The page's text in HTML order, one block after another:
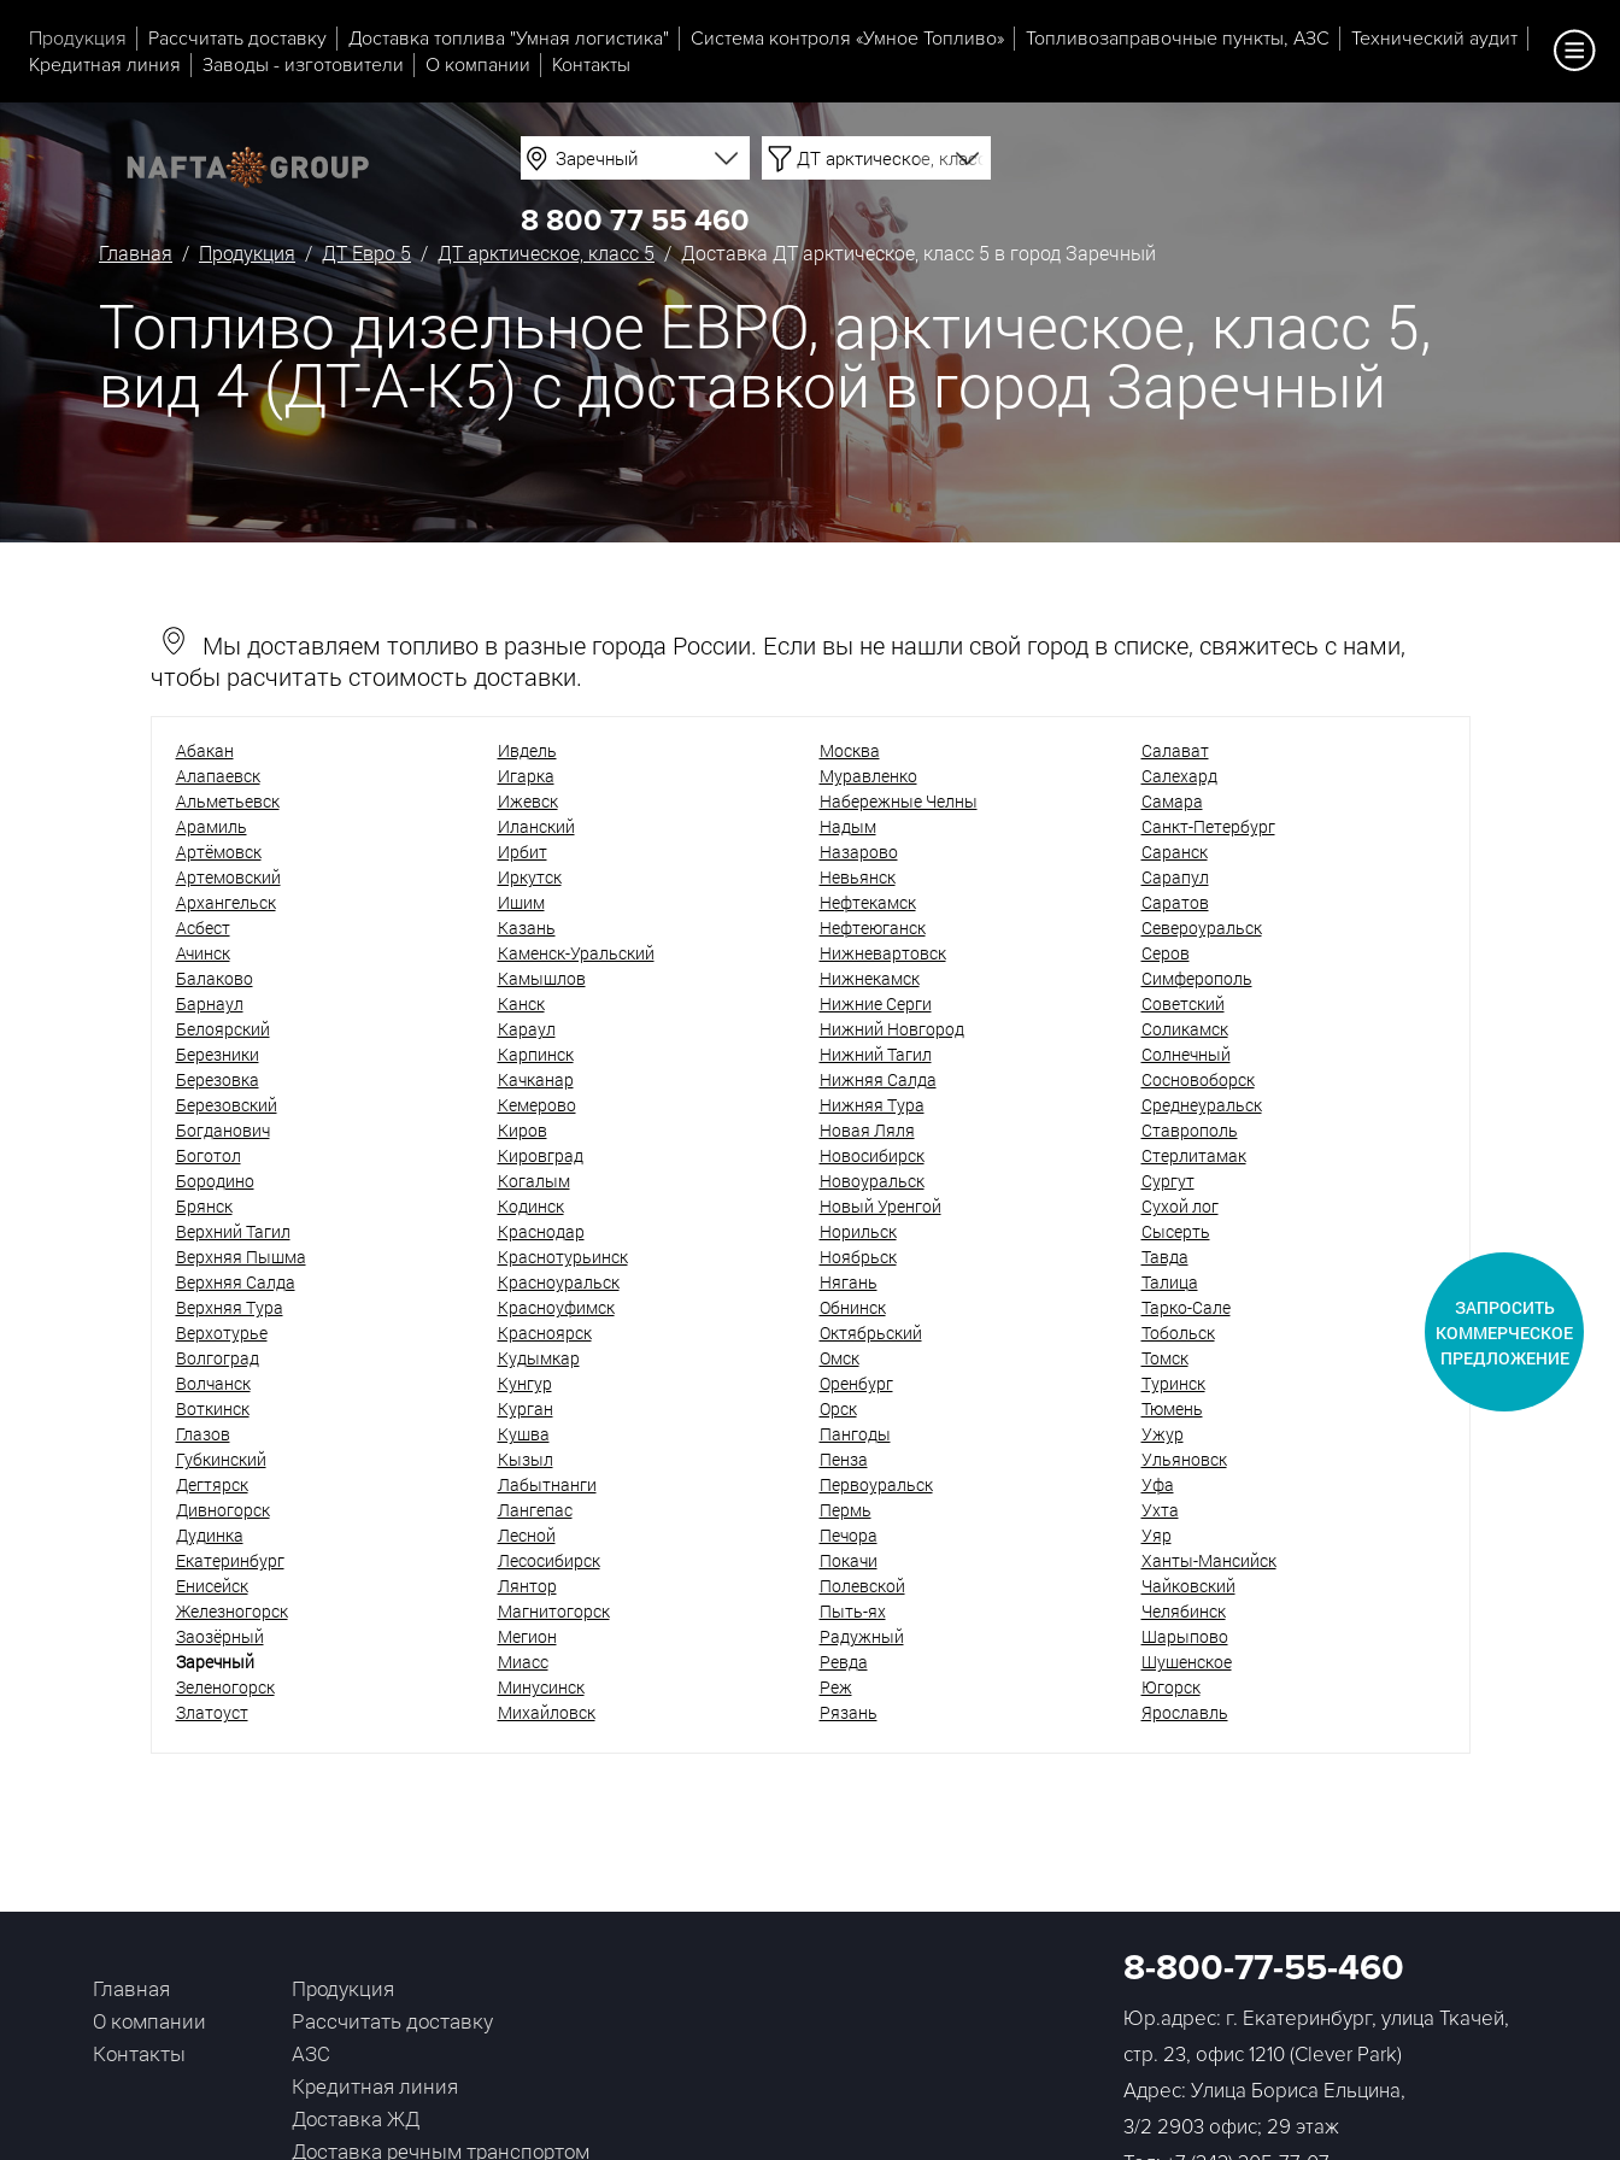
Продукция Рассчитать доставку Доставка топлива "Умная логистика" Система контроля «Умное Топливо» Топливозаправочные пункты, АЗС
Технический аудит
Кредитная линия
Заводы - изготовители О компании Контакты
Заречный ДТ арктическое, класс 5
8 800 77 55 460
Главная / Продукция/ДТ Евро 5/ ДТ арктическое, класс 5/ Доставка ДТ арктическое, класс 5 в город Заречный
Топливо дизельное ЕВРО, арктическое, класс 5,
вид 4 (ДТ-А-К5) с доставкой в город Заречный
Мы доставляем топливо в разные города России. Если вы не нашли свой город в списке, свяжитесь с нами,
чтобы расчитать стоимость доставки.
Абакан
Алапаевск
Альметьевск
Арамиль
Артёмовск
Артемовский
Архангельск
Асбест
Ачинск
Балаково
Барнаул
Белоярский
Березники
Березовка
Березовский
Богданович
Боготол
Бородино
Брянск
Верхний Тагил
Верхняя Пышма
Верхняя Салда
Верхняя Тура
Верхотурье
Волгоград
Волчанск
Воткинск
Глазов
Губкинский
Дегтярск
Дивногорск
Дудинка
Екатеринбург
Енисейск
Железногорск
Заозёрный
Заречный
Зеленогорск
Златоуст
Ивдель
Игарка
Ижевск
Иланский
Ирбит
Иркутск
Ишим
Казань
Каменск-Уральский
Камышлов
Канск
Караул
Карпинск
Качканар
Кемерово
Киров
Кировград
Когалым
Кодинск
Краснодар
Краснотурьинск
Красноуральск
Красноуфимск
Красноярск
Кудымкар
Кунгур
Курган
Кушва
Кызыл
Лабытнанги
Лангепас
Лесной
Лесосибирск
Лянтор
Магнитогорск
Мегион
Миасс
Минусинск
Михайловск
Москва
Муравленко
Набережные Челны
Надым
Назарово
Невьянск
Нефтекамск
Нефтеюганск
Нижневартовск
Нижнекамск
Нижние Серги
Нижний Новгород
Нижний Тагил
Нижняя Салда
Нижняя Тура
Новая Ляля
Новосибирск
Новоуральск
Новый Уренгой
Норильск
Ноябрьск
Нягань
Обнинск
Октябрьский
Омск
Оренбург
Орск
Пангоды
Пенза
Первоуральск
Пермь
Печора
Покачи
Полевской
Пыть-ях
Радужный
Ревда
Реж
Рязань
Салават
Салехард
Самара
Санкт-Петербург
Саранск
Сарапул
Саратов
Североуральск
Серов
Симферополь
Советский
Соликамск
Солнечный
Сосновоборск
Среднеуральск
Ставрополь
Стерлитамак
Сургут
Сухой лог
Сысерть
Тавда
Талица
Тарко-Сале
Тобольск
Томск
Туринск
Тюмень
Ужур
Ульяновск
Уфа
Ухта
Уяр
Ханты-Мансийск
Чайковский
Челябинск
Шарыпово
Шушенское
Югорск
Ярославль
Главная
О компании
Контакты
Продукция
Рассчитать доставку
АЗС
Кредитная линия
Доставка ЖД
Доставка речным транспортом
8-800-77-55-460
Юр.адрес: г. Екатеринбург, улица Ткачей,
стр. 23, офис 1210 (Clever Park)
Адрес: Улица Бориса Ельцина,
3/2 2903 офис; 29 этаж
ЗАПРОСИТЬ
КОММЕРЧЕСКОЕ
ПРЕДЛОЖЕНИЕ